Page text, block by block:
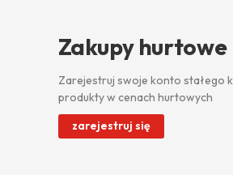
Zakupy hurtowe
Zarejestruj swoje konto stałego
produkty w cenach hurtowych
zarejestruj się